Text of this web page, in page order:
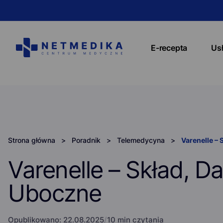
E-recepta
Strona główna > Poradnik > Telemedycyna > Varenelle –
Varenelle – Skład,
Uboczne
Opublikowano: 22.08.2025/10 min czytania